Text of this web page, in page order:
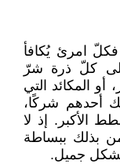
فكلّ امرئ يُكافأ
كلّ ذرة شرّ
أو المكائد التي
أحدهم شركًا،
الأكبر. إذ لا
بذلك ببساطة
بشكل جميل.